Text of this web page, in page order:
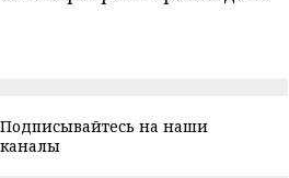
Подписывайтесь на наши
каналы